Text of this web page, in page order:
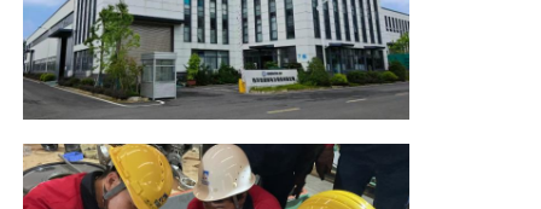
Set Generator CNG
Aksesoris Generator